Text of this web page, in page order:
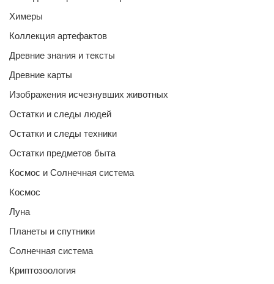
Химеры
Коллекция артефактов
Древние знания и тексты
Древние карты
Изображения исчезнувших животных
Остатки и следы людей
Остатки и следы техники
Остатки предметов быта
Космос и Солнечная система
Космос
Луна
Планеты и спутники
Солнечная система
Криптозоология